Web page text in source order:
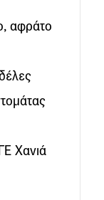
αφράτο
Χανιά